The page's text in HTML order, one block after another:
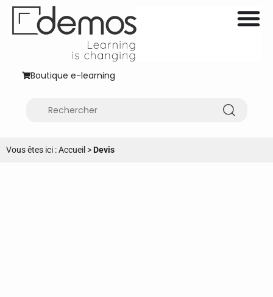
Boutique e-learning
Vous êtes ici :Accueil >Devis